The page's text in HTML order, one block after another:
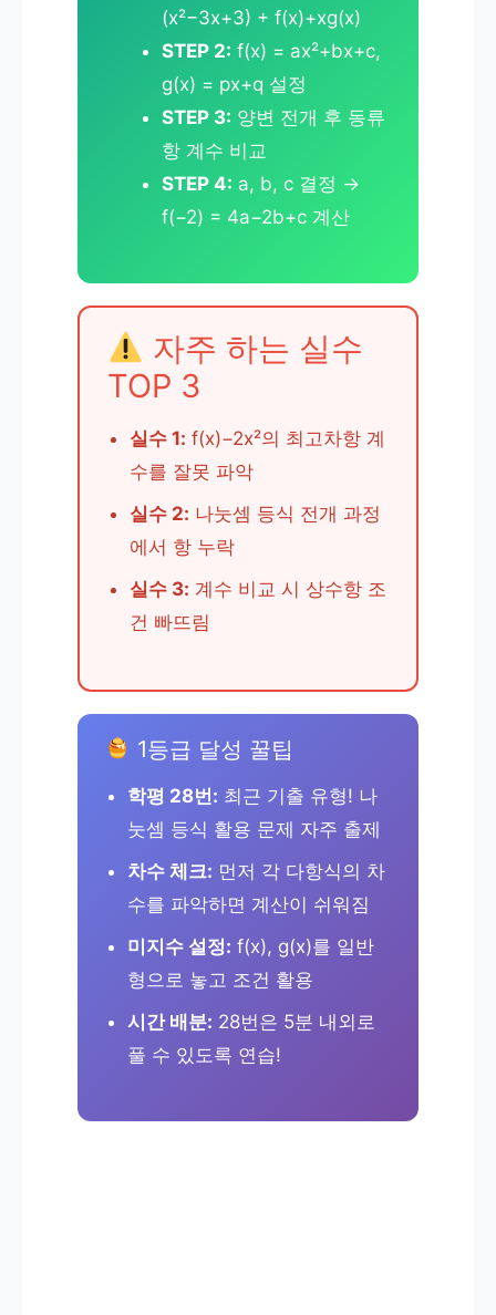
(x²−3x+3) + f(x)+xg(x)
STEP 2: f(x) = ax²+bx+c,
g(x) = px+q 설정
STEP 3: 양변 전개 후 동류
항 계수 비교
STEP 4: a, b, c 결정 →
f(−2) = 4a−2b+c 계산
자주 하는 실수
TOP 3
실수 1: f(x)−2x²의 최고차항 계
수를 잘못 파악
실수 2: 나눗셈 등식 전개 과정
에서 항 누락
실수 3: 계수 비교 시 상수항 조
건 빠뜨림
1등급 달성 꿀팁
학평 28번: 최근 기출 유형! 나
눗셈 등식 활용 문제 자주 출제
차수 체크: 먼저 각 다항식의 차
수를 파악하면 계산이 쉬워짐
미지수 설정: f(x), g(x)를 일반
형으로 놓고 조건 활용
시간 배분: 28번은 5분 내외로
풀 수 있도록 연습!